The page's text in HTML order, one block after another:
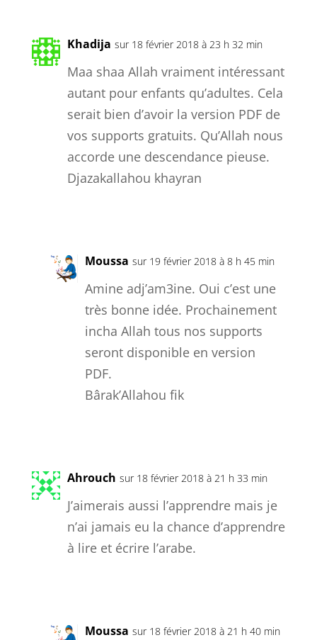
Khadija sur 18 février 2018 à 23 h 32 min
Maa shaa Allah vraiment intéressant
autant pour enfants qu’adultes. Cela
serait bien d’avoir la version PDF de
vos supports gratuits. Qu’Allah nous
accorde une descendance pieuse.
Djazakallahou khayran
Moussa sur 19 février 2018 à 8 h 45 min
Amine adj’am3ine. Oui c’est une
très bonne idée. Prochainement
incha Allah tous nos supports
seront disponible en version
PDF.
Bârak’Allahou fik
Ahrouch sur 18 février 2018 à 21 h 33 min
J’aimerais aussi l’apprendre mais je
n’ai jamais eu la chance d’apprendre
à lire et écrire l’arabe.
Moussa sur 18 février 2018 à 21 h 40 min